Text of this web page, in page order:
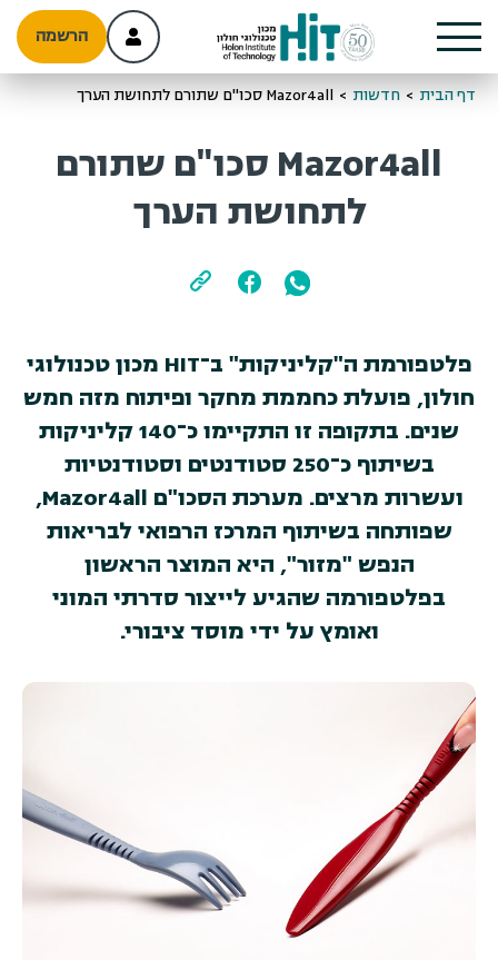
הרשמה
דף הבית > חדשות > Mazor4all סכו"ם שתורם לתחושת הערך
Mazor4all סכו"ם שתורם
לתחושת הערך
פלטפורמת ה"קליניקות" ב־HIT מכון טכנולוגי
חולון, פועלת כחממת מחקר ופיתוח מזה חמש
שנים. בתקופה זו התקיימו כ־140 קליניקות
בשיתוף כ־250 סטודנטים וסטודנטיות
ועשרות מרצים. מערכת הסכו"ם Mazor4all,
שפותחה בשיתוף המרכז הרפואי לבריאות
הנפש "מזור", היא המוצר הראשון
בפלטפורמה שהגיע לייצור סדרתי המוני
ואומץ על ידי מוסד ציבורי.